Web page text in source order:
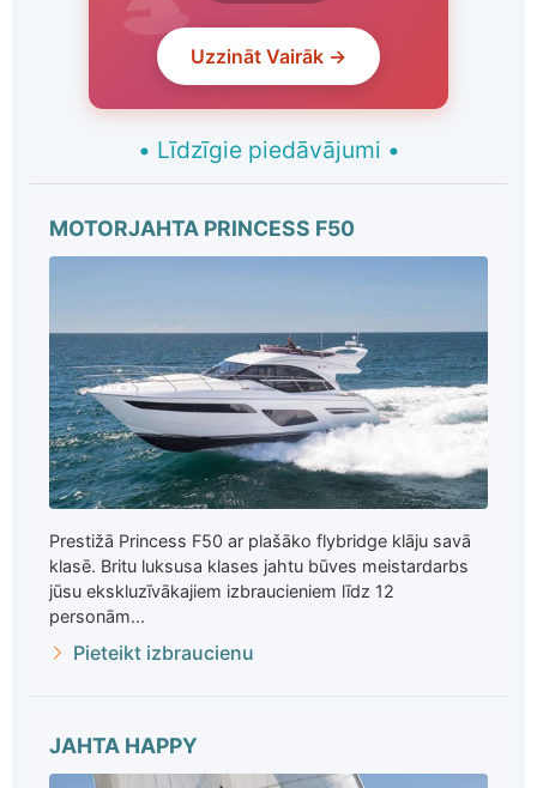
Uzzināt Vairāk →
• Līdzīgie piedāvājumi •
MOTORJAHTA PRINCESS F50
Prestižā Princess F50 ar plašāko flybridge klāju savā
klasē. Britu luksusa klases jahtu būves meistardarbs
jūsu ekskluzīvākajiem izbraucieniem līdz 12
personām...
Pieteikt izbraucienu
JAHTA HAPPY